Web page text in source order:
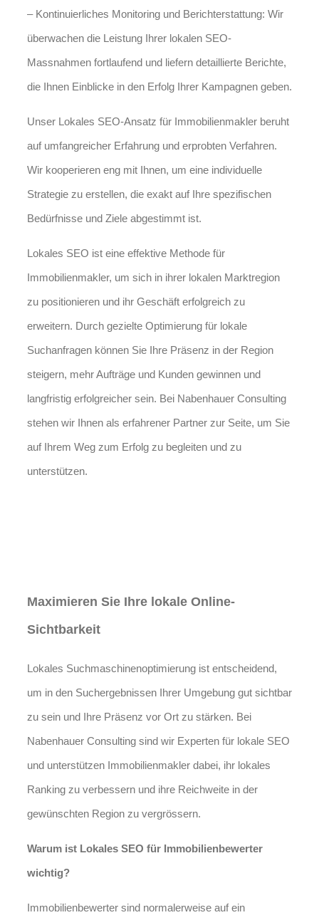
– Kontinuierliches Monitoring und Berichterstattung: Wir
überwachen die Leistung Ihrer lokalen SEO-
Massnahmen fortlaufend und liefern detaillierte Berichte,
die Ihnen Einblicke in den Erfolg Ihrer Kampagnen geben.
Unser Lokales SEO-Ansatz für Immobilienmakler beruht
auf umfangreicher Erfahrung und erprobten Verfahren.
Wir kooperieren eng mit Ihnen, um eine individuelle
Strategie zu erstellen, die exakt auf Ihre spezifischen
Bedürfnisse und Ziele abgestimmt ist.
Lokales SEO ist eine effektive Methode für
Immobilienmakler, um sich in ihrer lokalen Marktregion
zu positionieren und ihr Geschäft erfolgreich zu
erweitern. Durch gezielte Optimierung für lokale
Suchanfragen können Sie Ihre Präsenz in der Region
steigern, mehr Aufträge und Kunden gewinnen und
langfristig erfolgreicher sein. Bei Nabenhauer Consulting
stehen wir Ihnen als erfahrener Partner zur Seite, um Sie
auf Ihrem Weg zum Erfolg zu begleiten und zu
unterstützen.
Maximieren Sie Ihre lokale Online-
Sichtbarkeit
Lokales Suchmaschinenoptimierung ist entscheidend,
um in den Suchergebnissen Ihrer Umgebung gut sichtbar
zu sein und Ihre Präsenz vor Ort zu stärken. Bei
Nabenhauer Consulting sind wir Experten für lokale SEO
und unterstützen Immobilienmakler dabei, ihr lokales
Ranking zu verbessern und ihre Reichweite in der
gewünschten Region zu vergrössern.
Warum ist Lokales SEO für Immobilienbewerter
wichtig?
Immobilienbewerter sind normalerweise auf ein